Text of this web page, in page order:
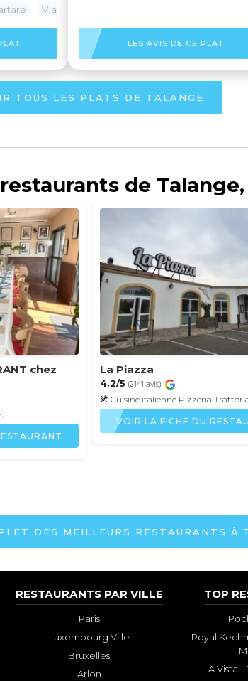
Viande de Boeuf
LES AVIS DE CE PLAT
TOUS LES PLATS DE TALANGE
de
chez
La Piazza
4.2/5 (2141 avis)
Cuisine italienne Pizzeria
VOIR LA FICHE DU
DES MEILLEURS RESTAURANTS À
RESTAURANTS PAR VILLE
Paris
Luxembourg Ville
Bruxelles
Arlon
TOP
Royal
A Vista